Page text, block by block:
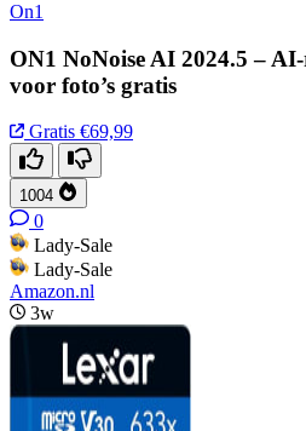
On1
ON1 NoNoise AI 2024.5 –
voor foto’s gratis
Gratis €69,99
1004
0
Lady-Sale
Lady-Sale
Amazon.nl
3w